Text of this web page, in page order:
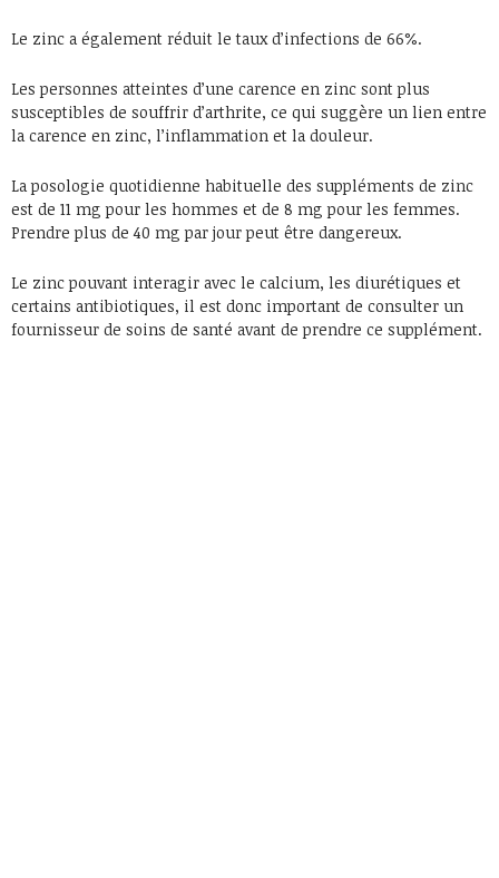
Le zinc a également réduit le taux d’infections de 66%.
Les personnes atteintes d’une carence en zinc sont plus
susceptibles de souffrir d’arthrite, ce qui suggère un lien entre
la carence en zinc, l’inflammation et la douleur.
La posologie quotidienne habituelle des suppléments de zinc
est de 11 mg pour les hommes et de 8 mg pour les femmes.
Prendre plus de 40 mg par jour peut être dangereux.
Le zinc pouvant interagir avec le calcium, les diurétiques et
certains antibiotiques, il est donc important de consulter un
fournisseur de soins de santé avant de prendre ce supplément.